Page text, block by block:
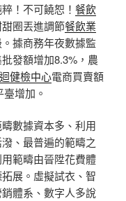
！不可饒恕！ 餐飲
圈丟進調節餐飲業
據商務年夜數據監
發額增加8.3%，農
健檢中心電商買賣額
增加。
數據資本多、利用
、最普遍的範疇之
範疇由晉陞花費體
展。虛擬試衣、智
體系、數字人多說